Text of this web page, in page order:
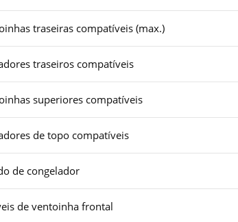
traseiras compatíveis (max.)
traseiros compatíveis
superiores compatíveis
de topo compatíveis
de congelador
de ventoinha frontal